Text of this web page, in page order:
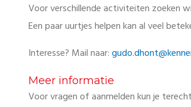
Voor verschillende activiteiten zoeken
Een paar uurtjes helpen kan al veel
Interesse? Mail naar:
Meer informatie
Voor vragen of aanmelden kun je